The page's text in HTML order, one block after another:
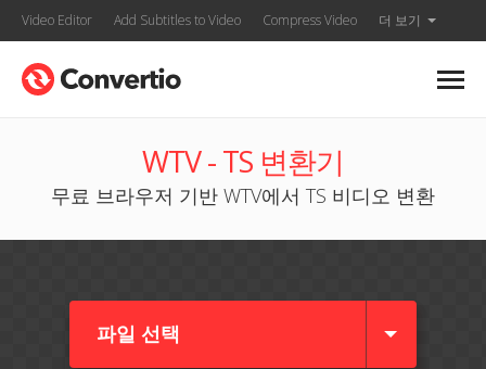
Video Editor Add Subtitles to Video Compress Video 더 보기
WTV - TS 변환기
무료 브라우저 기반 WTV에서 TS 비디오 변환
파일 선택